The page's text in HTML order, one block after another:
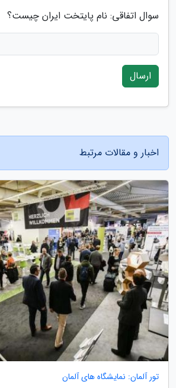
سوال اتفاقی: نام پایتخت ایران چیست؟
ارسال
اخبار و مقالات مرتبط
تور آلمان: نمایشگاه های آلمان